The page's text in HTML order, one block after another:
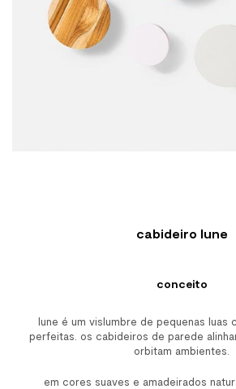
cabideiro lune
conceito
lune é um vislumbre de pequenas luas
perfeitas. os cabideiros de parede
orbitam ambientes.
em cores suaves e amadeirados